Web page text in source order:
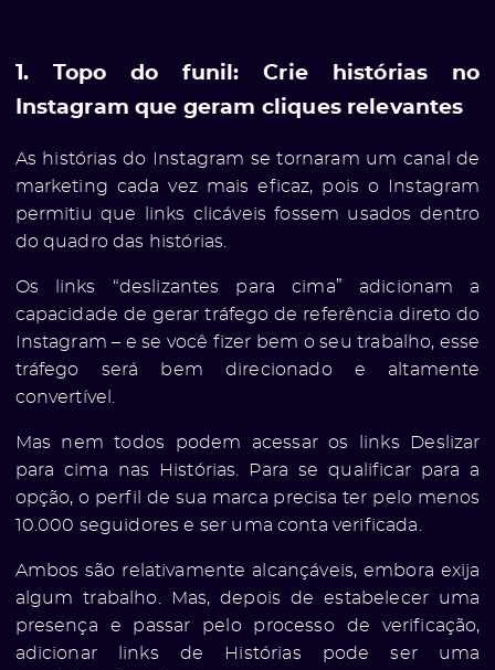
1. Topo do funil: Crie histórias no
Instagram que geram cliques relevantes
As histórias do Instagram se tornaram um canal de
marketing cada vez mais eficaz, pois o Instagram
permitiu que links clicáveis ​​fossem usados ​​dentro
do quadro das histórias.
Os links “deslizantes para cima” adicionam a
capacidade de gerar tráfego de referência direto do
Instagram – e se você fizer bem o seu trabalho, esse
tráfego será bem direcionado e altamente
convertível.
Mas nem todos podem acessar os links Deslizar
para cima nas Histórias. Para se qualificar para a
opção, o perfil de sua marca precisa ter pelo menos
10.000 seguidores e ser uma conta verificada.
Ambos são relativamente alcançáveis, embora exija
algum trabalho. Mas, depois de estabelecer uma
presença e passar pelo processo de verificação,
adicionar links de Histórias pode ser uma